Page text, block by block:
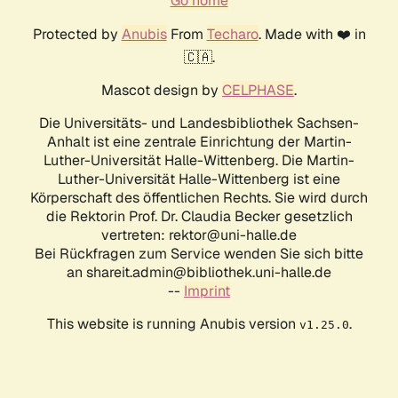
Protected by AnubisFrom Techaro. Made with ❤️ in
🇨🇦.
Mascot design by CELPHASE.
Die Universitäts- und Landesbibliothek Sachsen-
Anhalt ist eine zentrale Einrichtung der Martin-
Luther-Universität Halle-Wittenberg. Die Martin-
Luther-Universität Halle-Wittenberg ist eine
Körperschaft des öffentlichen Rechts. Sie wird durch
die Rektorin Prof. Dr. Claudia Becker gesetzlich
vertreten: rektor@uni-halle.de
Bei Rückfragen zum Service wenden Sie sich bitte
an shareit.admin@bibliothek.uni-halle.de
-- Imprint
This website is running Anubis version v1.25.0.